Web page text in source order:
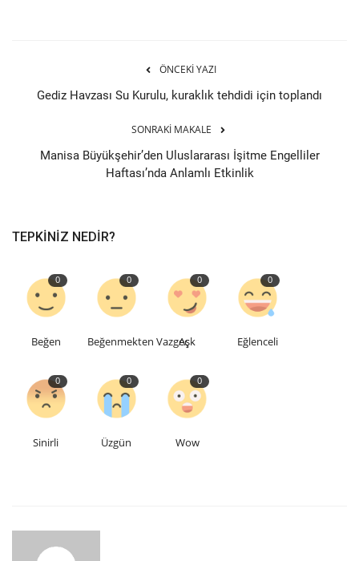
ÖNCEKI YAZI
Gediz Havzası Su Kurulu, kuraklık tehdidi için toplandı
SONRAKI MAKALE
Manisa Büyükşehir’den Uluslararası İşitme Engelliler
Haftası’nda Anlamlı Etkinlik
TEPKINIZ NEDIR?
0
Beğen
0
Beğenmekten Vazgeç
0
Aşk
0
Eğlenceli
0
Sinirli
0
Üzgün
0
Wow